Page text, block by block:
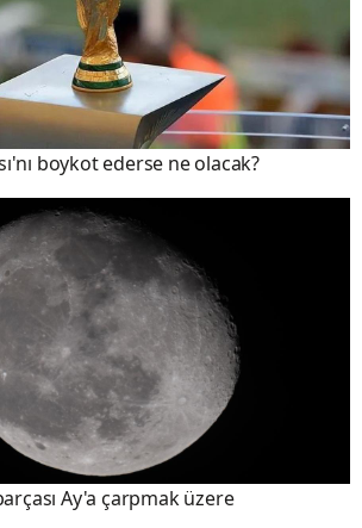
boykot ederse ne olacak?
Ay'a çarpmak üzere